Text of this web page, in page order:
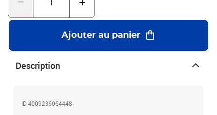
Ajouter au panier
Description
ID 4009236064448